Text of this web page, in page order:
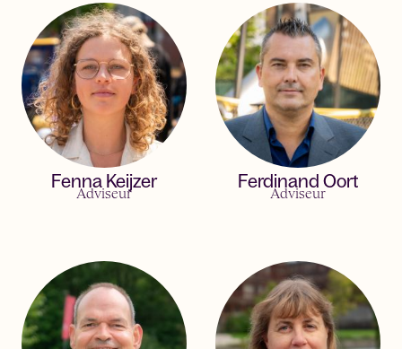
Fenna Keijzer
Adviseur
Ferdinand Oort
Adviseur